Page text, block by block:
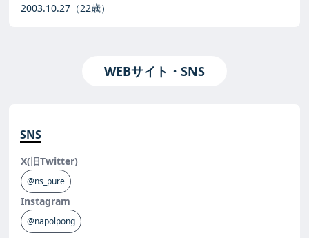
2003.10.27 （22歳）
WEBサイト・SNS
SNS
X(旧Twitter)
@ns_pure
Instagram
@napolpong